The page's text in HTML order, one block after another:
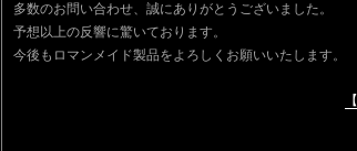
多数のお問い合わせ、誠にありがとうございました。
予想以上の反響に驚いております。
今後もロマンメイド製品をよろしくお願いいたします。